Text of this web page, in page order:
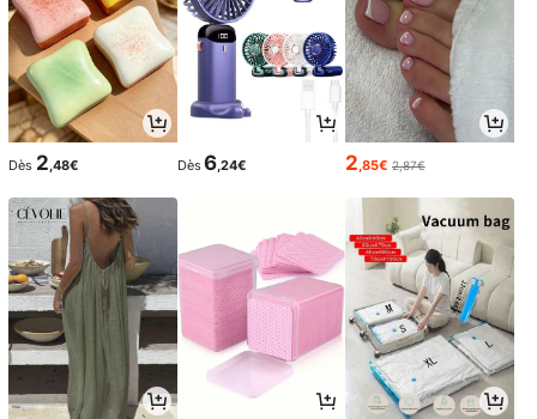
Dès 2 ,48€ Dès 6 ,24€ 2 ,85€ 2,87€